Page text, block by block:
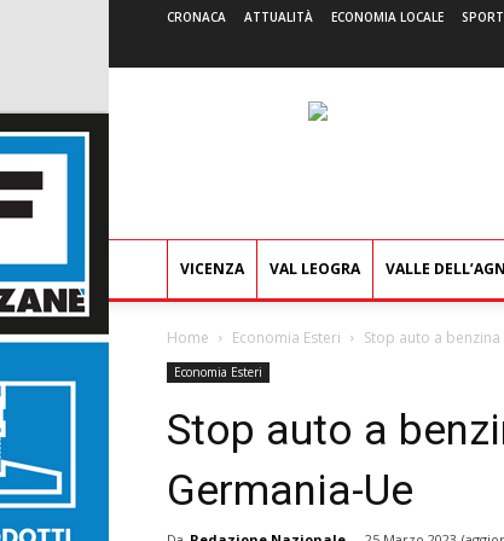
CRONACA ATTUALITÀ ECONOMIA LOCALE
VICENZA VAL LEOGRA VALLE
Home Economia Esteri Stop auto a
Economia Esteri
Stop auto a
Germania-Ue